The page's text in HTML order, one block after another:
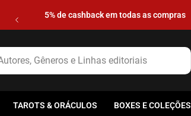
5% de cashback em todas as compras
Gêneros e Linhas editoriais
TAROTS & ORÁCULOS BOXES E COLEÇÕES